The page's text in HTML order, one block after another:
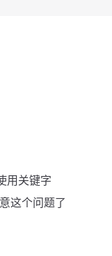
用关键字
这个问题了